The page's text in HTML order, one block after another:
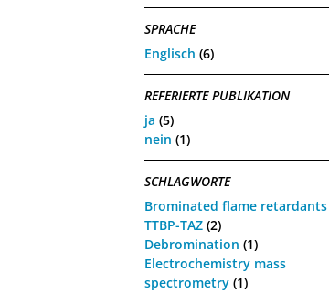
SPRACHE
Englisch (6)
REFERIERTE PUBLIKATION
ja (5)
nein (1)
SCHLAGWORTE
Brominated flame retardants
TTBP-TAZ (2)
Debromination (1)
Electrochemistry mass
spectrometry (1)